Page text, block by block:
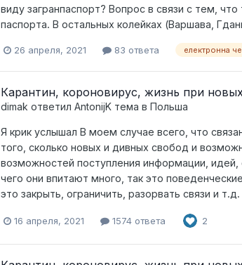
виду загранпаспорт? Вопрос в связи с тем,
паспорта. В остальных колейках (Варшава,
26 апреля, 2021 83 ответа електронна
Карантин, короновирус, жизнь при
dimak ответил AntonijK тема в Польша
Я крик услышал В моем случае всего, что
того, сколько новых и дивных свобод и
возможностей поступления информации,
чего они впитают много, так это
это закрыть, ограничить, разорвать связи и т.д.
16 апреля, 2021 1574 ответа 2